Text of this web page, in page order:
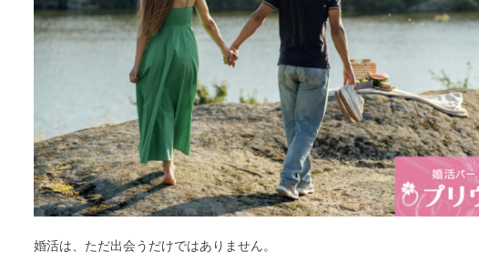
婚活は、ただ出会うだけではありません。